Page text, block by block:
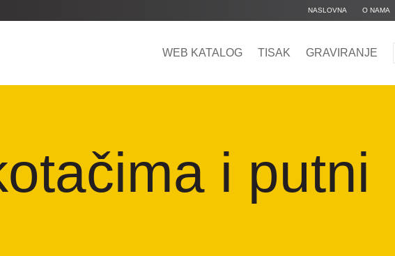
NASLOVNA O NAMA
WEB KATALOG TISAK GRAVIRANJE
i putni